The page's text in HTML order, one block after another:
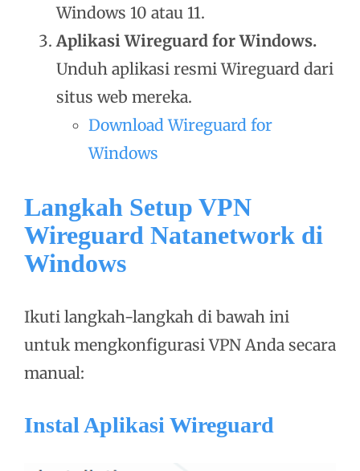
Windows 10 atau 11.
Aplikasi Wireguard for Windows.
Unduh aplikasi resmi Wireguard dari
situs web mereka.
Download Wireguard for
Windows
Langkah Setup VPN
Wireguard Natanetwork di
Windows
Ikuti langkah-langkah di bawah ini
untuk mengkonfigurasi VPN Anda secara
manual:
Instal Aplikasi Wireguard